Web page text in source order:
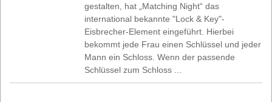
gestalten, hat „Matching Night“ das
international bekannte "Lock & Key"-
Eisbrecher-Element eingeführt. Hierbei
bekommt jede Frau einen Schlüssel und jeder
Mann ein Schloss. Wenn der passende
Schlüssel zum Schloss ...